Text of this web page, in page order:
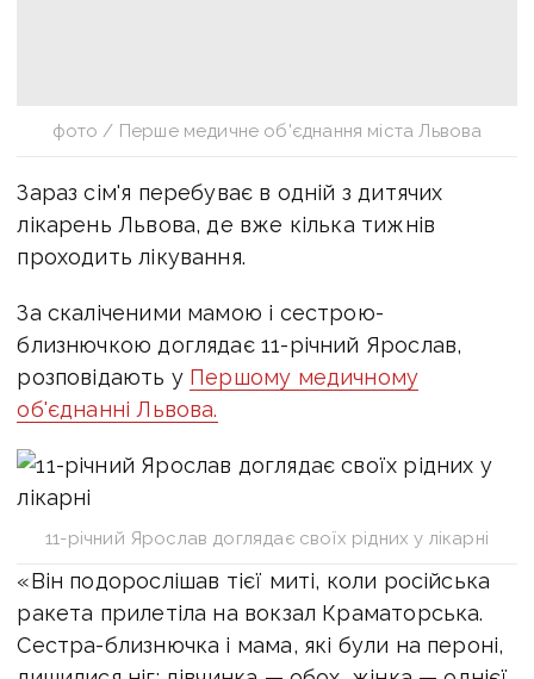
фото / Перше медичне об'єднання міста Львова
Зараз сім'я перебуває в одній з дитячих
лікарень Львова, де вже кілька тижнів
проходить лікування.
За скаліченими мамою і сестрою-
близнючкою доглядає 11-річний Ярослав,
розповідають у Першому медичному
об'єднанні Львова.
11-річний Ярослав доглядає своїх рідних у лікарні
«Він подорослішав тієї миті, коли російська
ракета прилетіла на вокзал Краматорська.
Сестра-близнючка і мама, які були на пероні,